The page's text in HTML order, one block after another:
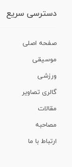
دسترسی سریع
صفحه اصلی
موسیقی
ورزشی
گالری تصاویر
مقالات
مصاحبه
ارتباط با ما